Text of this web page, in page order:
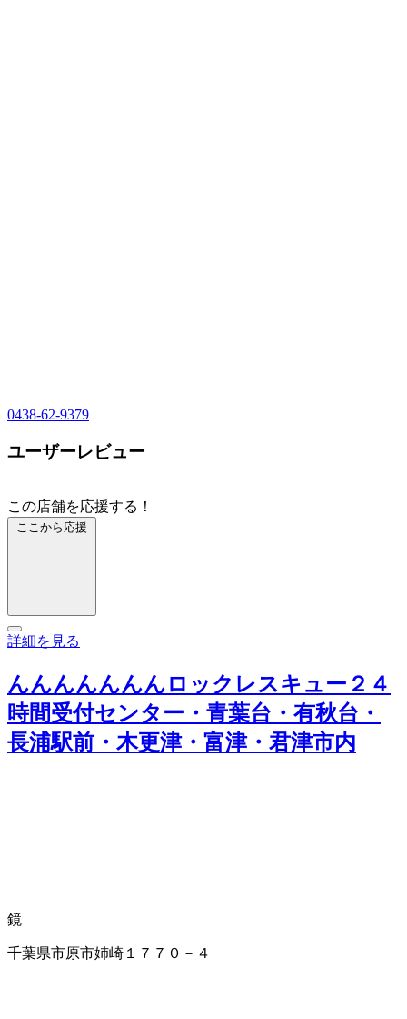
0438-62-9379
ユーザーレビュー
この店舗を応援する！
ここから応援
詳細を見る
んんんんんんんロックレスキュー２４
時間受付センター・青葉台・有秋台・
長浦駅前・木更津・富津・君津市内
鏡
千葉県市原市姉崎１７７０－４